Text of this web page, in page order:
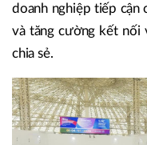
doanh nghiệp tiếp cận
và tăng cường kết nối
chia sẻ.